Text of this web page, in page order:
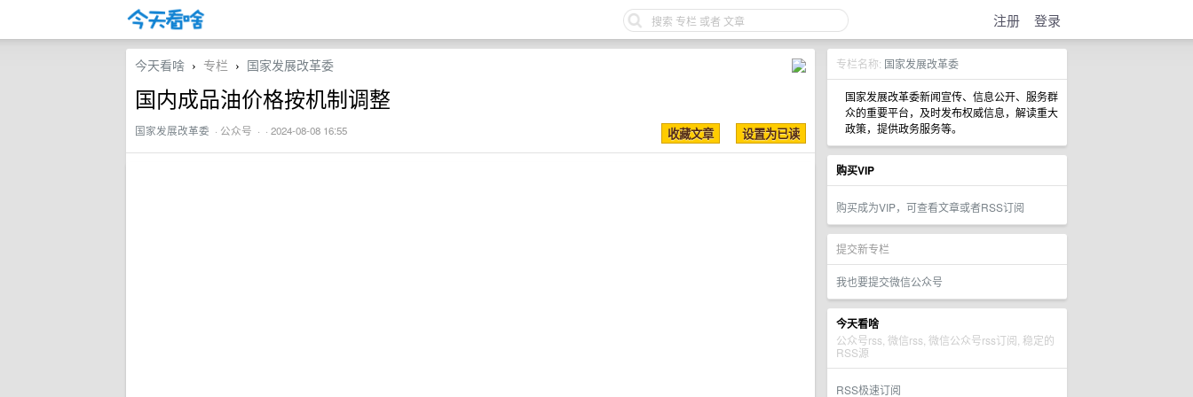
注册 登录
专栏名称: 国家发展改革委
国家发展改革委新闻宣传、信息公开、服务群
众的重要平台，及时发布权威信息，解读重大
政策，提供政务服务等。
购买VIP
购买成为VIP，可查看文章或者RSS订阅
提交新专栏
我也要提交微信公众号
今天看啥
公众号rss, 微信rss, 微信公众号rss订阅, 稳定的
RSS源
RSS极速订阅
今天看啥 › 专栏 › 国家发展改革委
国内成品油价格按机制调整
国家发展改革委 · 公众号 · · 2024-08-08 16:55